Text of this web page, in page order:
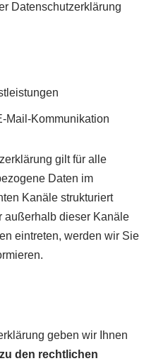
Datenschutzerklärung
Mail-Kommunikation
gilt für alle
Daten im
Kanäle strukturiert
außerhalb dieser Kanäle
eintreten, werden wir Sie
geben wir Ihnen
den rechtlichen